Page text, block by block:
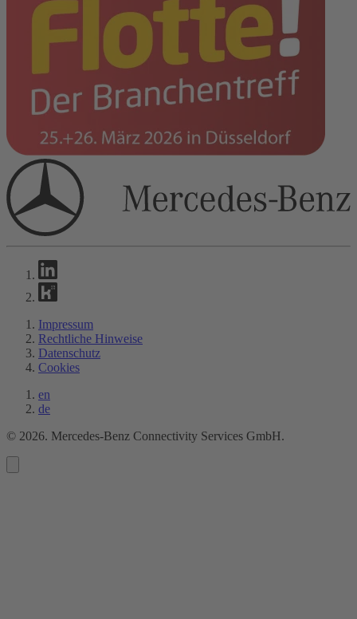
Impressum
Rechtliche Hinweise
Datenschutz
Cookies
en
de
© 2026. Mercedes-Benz Connectivity Services GmbH.